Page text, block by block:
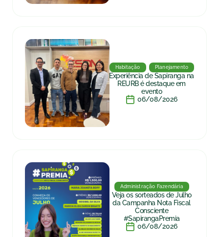
Habitação Planejamento
Experiência de Sapiranga na
REURB é destaque em
evento
06/08/2026
Administração Fazendária
Veja os sorteados de Julho
da Campanha Nota Fiscal
Consciente
#SapirangaPremia
06/08/2026